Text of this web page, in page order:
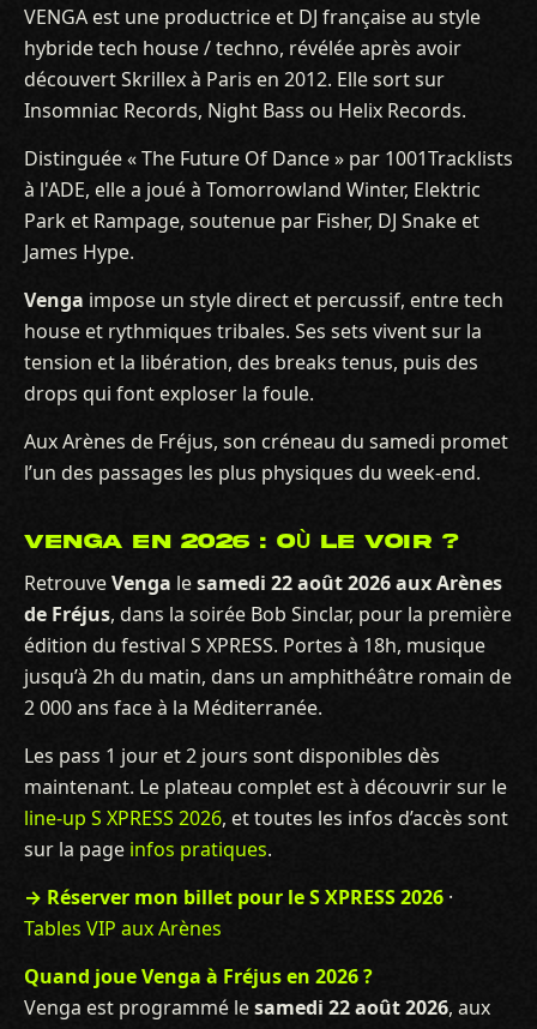
VENGA est une productrice et DJ française au style
hybride tech house / techno, révélée après avoir
découvert Skrillex à Paris en 2012. Elle sort sur
Insomniac Records, Night Bass ou Helix Records.
Distinguée « The Future Of Dance » par 1001Tracklists
à l'ADE, elle a joué à Tomorrowland Winter, Elektric
Park et Rampage, soutenue par Fisher, DJ Snake et
James Hype.
Venga impose un style direct et percussif, entre tech
house et rythmiques tribales. Ses sets vivent sur la
tension et la libération, des breaks tenus, puis des
drops qui font exploser la foule.
Aux Arènes de Fréjus, son créneau du samedi promet
l’un des passages les plus physiques du week-end.
VENGA EN 2026 : OÙ LE VOIR ?
RetrouveVenga lesamedi 22 août 2026 aux Arènes
de Fréjus, dans la soirée Bob Sinclar, pour la première
édition du festival S XPRESS. Portes à 18h, musique
jusqu’à 2h du matin, dans un amphithéâtre romain de
2 000 ans face à la Méditerranée.
Les pass 1 jour et 2 jours sont disponibles dès
maintenant. Le plateau complet est à découvrir sur le
line-up S XPRESS 2026, et toutes les infos d’accès sont
sur la page infos pratiques.
→ Réserver mon billet pour le S XPRESS 2026 ·
Tables VIP aux Arènes
Quand joue Venga à Fréjus en 2026 ?
Venga est programmé lesamedi 22 août 2026, aux